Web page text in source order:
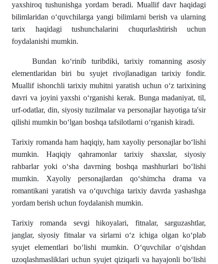
yaxshiroq tushunishga yordam beradi. Muallif davr haqidagi
bilimlaridan o‘quvchilarga yangi bilimlarni berish va ularning
tarix haqidagi tushunchalarini chuqurlashtirish uchun
foydalanishi mumkin.
Bundan ko‘rinib turibdiki, tarixiy romanning asosiy
elementlaridan biri bu syujet rivojlanadigan tarixiy fondir.
Muallif ishonchli tarixiy muhitni yaratish uchun o‘z tarixining
davri va joyini yaxshi o‘rganishi kerak. Bunga madaniyat, til,
urf-odatlar, din, siyosiy tuzilmalar va personajlar hayotiga ta'sir
qilishi mumkin bo‘lgan boshqa tafsilotlarni o‘rganish kiradi.
Tarixiy romanda ham haqiqiy, ham xayoliy personajlar bo‘lishi
mumkin. Haqiqiy qahramonlar tarixiy shaxslar, siyosiy
rahbarlar yoki o‘sha davrning boshqa mashhurlari bo‘lishi
mumkin. Xayoliy personajlardan qo‘shimcha drama va
romantikani yaratish va o‘quvchiga tarixiy davrda yashashga
yordam berish uchun foydalanish mumkin.
Tarixiy romanda sevgi hikoyalari, fitnalar, sarguzashtlar,
janglar, siyosiy fitnalar va sirlarni o‘z ichiga olgan ko‘plab
syujet elementlari bo‘lishi mumkin. O‘quvchilar o‘qishdan
uzoqlashmasliklari uchun syujet qiziqarli va hayajonli bo‘lishi